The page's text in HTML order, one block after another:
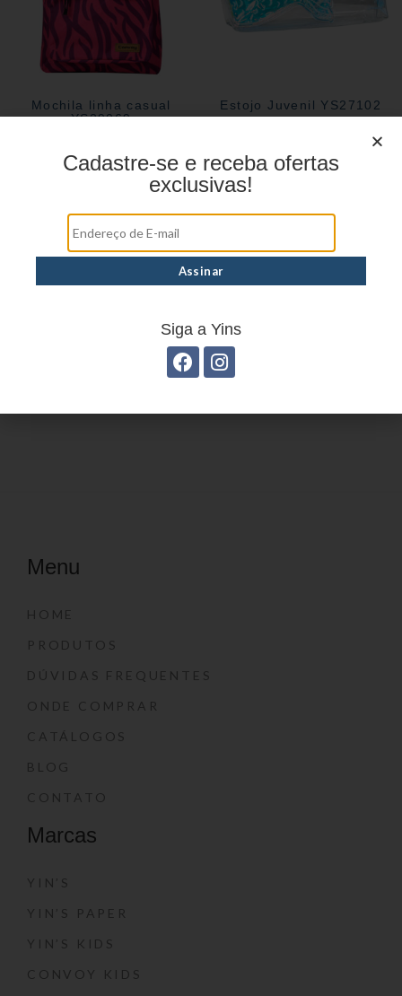
Mochila linha casual
YS29069
Estojo Juvenil YS27102
Estojo Juvenil YS27104 Estojo Juvenil YS27110
Menu
HOME
PRODUTOS
DÚVIDAS FREQUENTES
ONDE COMPRAR
CATÁLOGOS
BLOG
CONTATO
Marcas
YIN’S
YIN’S PAPER
YIN’S KIDS
CONVOY KIDS
Cadastre-se e receba ofertas
exclusivas!
Siga a Yins